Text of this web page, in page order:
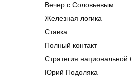
Вечер с Соловьевым
Железная логика
Ставка
Полный контакт
Стратегия национальной
Юрий Подоляка